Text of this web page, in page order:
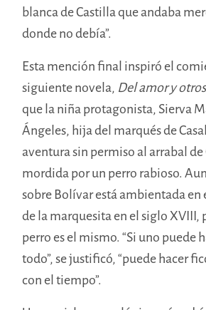
blanca de Castilla que andaba
donde no debía”.
Esta mención final inspiró el
siguiente novela, Del amor y
que la niña protagonista, Sierva
Ángeles, hija del marqués de
aventura sin permiso al arrabal de
mordida por un perro rabioso.
sobre Bolívar está ambientada en
de la marquesita en el siglo XVIII,
perro es el mismo. “Si uno puede
todo”, se justificó, “puede hacer
con el tiempo”.